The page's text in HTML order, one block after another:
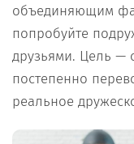
объединяющим
попробуйте
друзьями. Цель —
постепенно
реальное